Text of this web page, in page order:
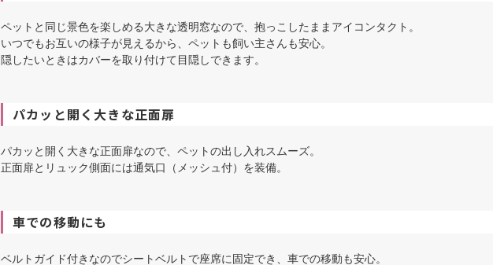
ペットと同じ景色を楽しめる大きな透明窓なので、抱っこしたままアイコンタクト。
いつでもお互いの様子が見えるから、ペットも飼い主さんも安心。
隠したいときはカバーを取り付けて目隠しできます。
パカッと開く大きな正面扉
パカッと開く大きな正面扉なので、ペットの出し入れスムーズ。
正面扉とリュック側面には通気口（メッシュ付）を装備。
車での移動にも
ベルトガイド付きなのでシートベルトで座席に固定でき、車での移動も安心。